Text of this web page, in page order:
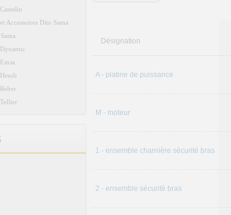
Accessoires Dito Sama
Dynamic
Tellier
Désignation
A - platine de puissance
M - moteur
1 - ensemble charnière sécurité bras
2 - ensemble sécurité bras